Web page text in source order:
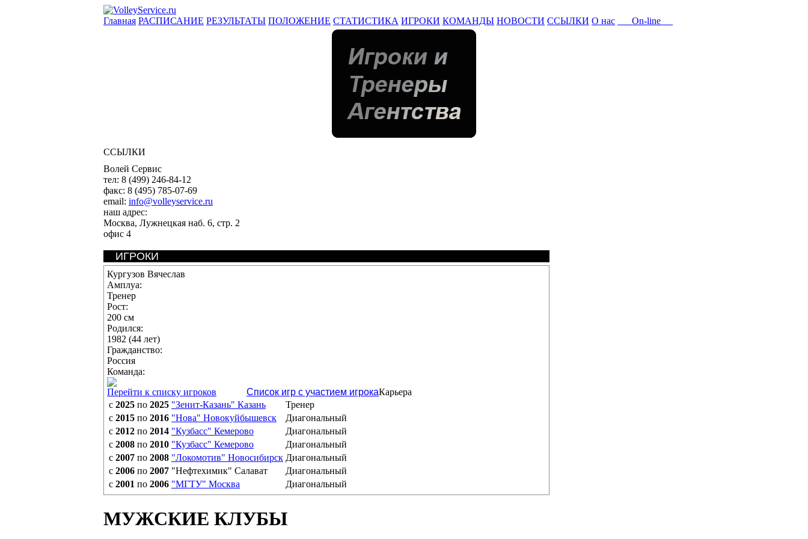
Главная РАСПИСАНИЕ РЕЗУЛЬТАТЫ ПОЛОЖЕНИЕ СТАТИСТИКА ИГРОКИ КОМАНДЫ НОВОСТИ ССЫЛКИ О нас On-line
ССЫЛКИ
Волей Сервис
тел: 8 (499) 246-84-12
факс: 8 (495) 785-07-69
email: info@volleyservice.ru
наш адрес:
Москва, Лужнецкая наб. 6, стр. 2
офис 4
ИГРОКИ
Кургузов Вячеслав
Амплуа:
Тренер
Рост:
200 см
Родился:
1982 (44 лет)
Гражданство:
Россия
Команда:
Перейти к списку игроков
Список игр с участием игрокаКарьера
с 2025 по 2025 "Зенит-Казань" Казань
Тренер
с 2015 по 2016 "Нова" Новокуйбышевск
Диагональный
с 2012 по 2014 "Кузбасс" Кемерово
Диагональный
с 2008 по 2010 "Кузбасс" Кемерово
Диагональный
с 2007 по 2008 "Локомотив" Новосибирск Диагональный
с 2006 по 2007 "Нефтехимик" Салават
Диагональный
с 2001 по 2006 "МГТУ" Москва Диагональный
МУЖСКИЕ КЛУБЫ